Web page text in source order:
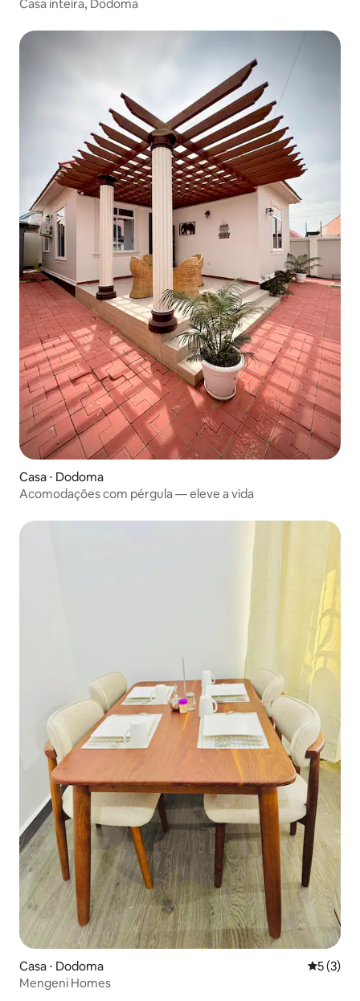
Casa inteira, Dodoma
Casa ⋅ Dodoma
Acomodações com pérgula — eleve a vida
Casa ⋅ Dodoma 5 de
5 (3)
Mengeni Homes